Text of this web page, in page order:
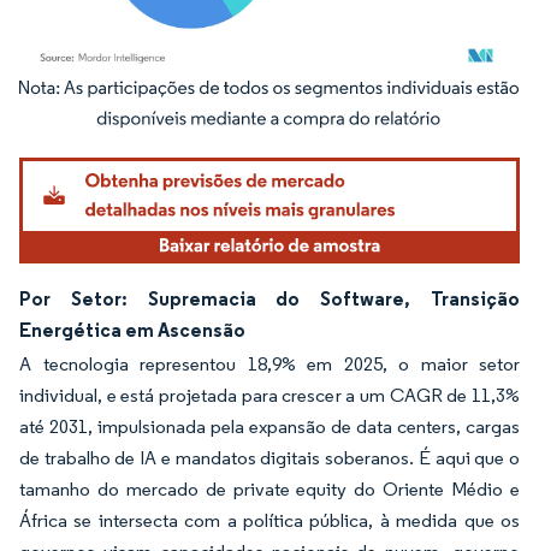
Imagem © Mordor Intelligence. O reuso requer atribuição conforme CC BY 4.0.
Por Setor: Supremacia do Software, Transição
Energética em Ascensão
A tecnologia representou 18,9% em 2025, o maior setor
individual, e está projetada para crescer a um CAGR de 11,3%
até 2031, impulsionada pela expansão de data centers, cargas
de trabalho de IA e mandatos digitais soberanos. É aqui que o
tamanho do mercado de private equity do Oriente Médio e
África se intersecta com a política pública, à medida que os